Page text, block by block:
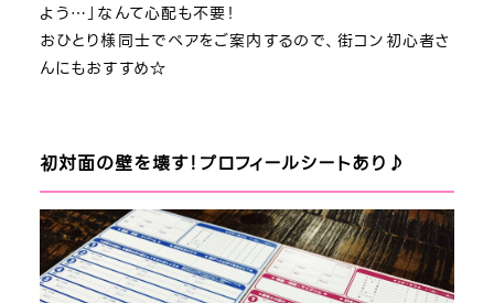
よう…」なんて心配も不要！
おひとり様同士でペアをご案内するので、街コン初心者さ
んにもおすすめ☆
初対面の壁を壊す！プロフィールシートあり♪